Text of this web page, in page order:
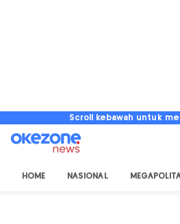
Scroll kebawah untuk
HOME NASIONAL